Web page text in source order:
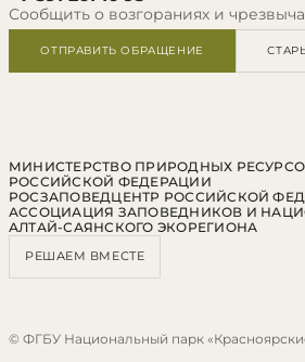
Сообщить о возгораниях и
ОТПРАВИТЬ ОБРАЩЕНИЕ
МИНИСТЕРСТВО ПРИРОДНЫХ
РОССИЙСКОЙ ФЕДЕРАЦИИ
РОСЗАПОВЕДЦЕНТР РОССИЙСКОЙ
АССОЦИАЦИЯ ЗАПОВЕДНИКОВ И
АЛТАЙ-САЯНСКОГО ЭКОРЕГИОНА
РЕШАЕМ ВМЕСТЕ
© ФГБУ Национальный парк